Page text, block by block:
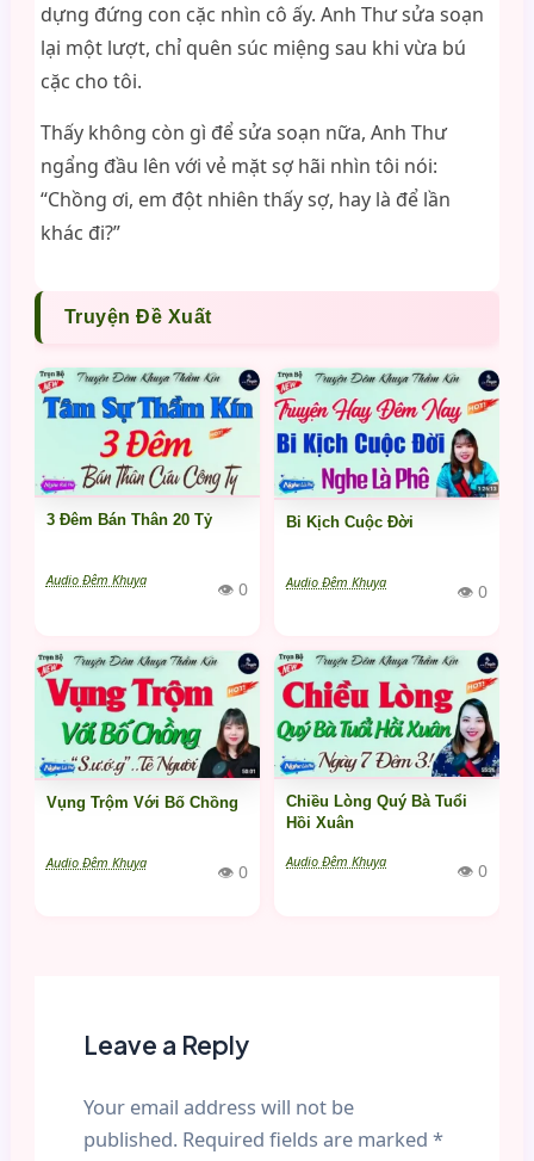
dựng đứng con cặc nhìn cô ấy. Anh Thư sửa soạn
lại một lượt, chỉ quên súc miệng sau khi vừa bú
cặc cho tôi.
Thấy không còn gì để sửa soạn nữa, Anh Thư
ngẩng đầu lên với vẻ mặt sợ hãi nhìn tôi nói:
“Chồng ơi, em đột nhiên thấy sợ, hay là để lần
khác đi?”
Truyện Đề Xuất
3 Đêm Bán Thân 20 Tỷ
Audio Đêm Khuya 👁 0
Bi Kịch Cuộc Đời
Audio Đêm Khuya 👁 0
Vụng Trộm Với Bố Chồng
Audio Đêm Khuya 👁 0
Chiều Lòng Quý Bà Tuổi
Hồi Xuân
Audio Đêm Khuya 👁 0
Leave a Reply
Your email address will not be
published. Required fields are marked *